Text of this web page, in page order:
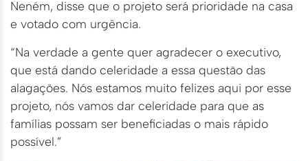
Neném, disse que o projeto será prioridade na casa
e votado com urgência.
“Na verdade a gente quer agradecer o executivo,
que está dando celeridade a essa questão das
alagações. Nós estamos muito felizes aqui por esse
projeto, nós vamos dar celeridade para que as
famílias possam ser beneficiadas o mais rápido
possível.”